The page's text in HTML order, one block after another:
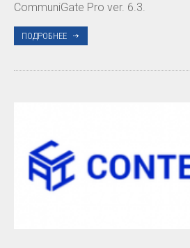
CommuniGate Pro ver. 6.3.
ПОДРОБНЕЕ